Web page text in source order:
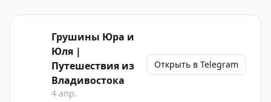
Грушины Юра и
Юля |
Путешествия из
Владивостока
4 апр.
Открыть в Telegram